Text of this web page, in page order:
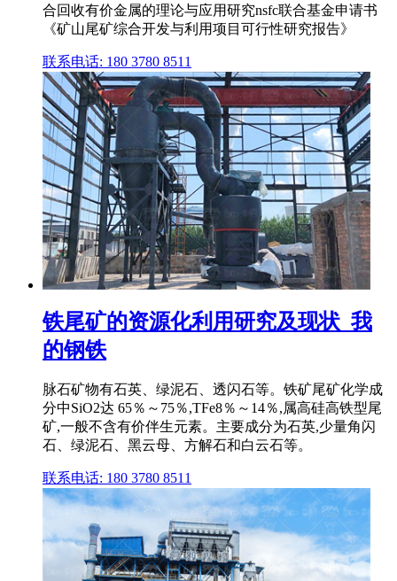
合回收有价金属的理论与应用研究nsfc联合基金申请书
《矿山尾矿综合开发与利用项目可行性研究报告》
联系电话: 180 3780 8511
铁尾矿的资源化利用研究及现状_我
的钢铁
脉石矿物有石英、绿泥石、透闪石等。铁矿尾矿化学成
分中SiO2达 65％～75％,TFe8％～14％,属高硅高铁型尾
矿,一般不含有价伴生元素。主要成分为石英,少量角闪
石、绿泥石、黑云母、方解石和白云石等。
联系电话: 180 3780 8511